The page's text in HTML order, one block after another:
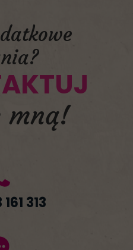
mną!
313